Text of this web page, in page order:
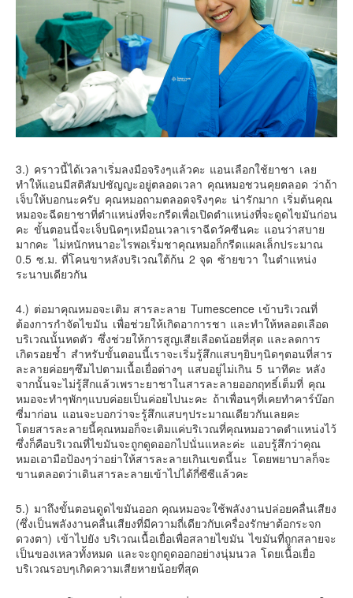
3.) คราวนี้ได้เวลาเริ่มลงมือจริงๆแล้วคะ แอนเลือกใช้ยาชา เลย
ทำให้แอนมีสติสัมปชัญญะอยู่ตลอดเวลา คุณหมอชวนคุยตลอด ว่าถ้า
เจ็บให้บอกนะครับ คุณหมอถามตลอดจริงๆคะ น่ารักมาก เริ่มต้นคุณ
หมอจะฉีดยาชาที่ตำแหน่งที่จะกรีดเพื่อเปิดตำแหน่งที่จะดูดไขมันก่อน
คะ ขั้นตอนนี้จะเจ็บนิดๆเหมือนเวลาเราฉีดวัคซีนคะ แอนว่าสบาย
มากคะ ไม่หนักหนาอะไรพอเริ่มชาคุณหมอก็กรีดแผลเล็กประมาณ
0.5 ซ.ม. ที่โคนขาหลังบริเวณใต้ก้น 2 จุด ซ้ายขวา ในตำแหน่ง
ระนาบเดียวกัน
4.) ต่อมาคุณหมอจะเติม สารละลาย Tumescence เข้าบริเวณที่
ต้องการกำจัดไขมัน เพื่อช่วยให้เกิดอาการชา และทำให้หลอดเลือด
บริเวณนั้นหดตัว ซึ่งช่วยให้การสูญเสียเลือดน้อยที่สุด และลดการ
เกิดรอยช้ำ สำหรับขั้นตอนนี้เราจะเริ่มรู้สึกแสบๆยิบๆนิดๆตอนที่สาร
ละลายค่อยๆซึมไปตามเนื้อเยื่อต่างๆ แสบอยู่ไม่เกิน 5 นาทีคะ หลัง
จากนั้นจะไม่รู้สึกแล้วเพราะยาชาในสารละลายออกฤทธิ์เต็มที่ คุณ
หมอจะทำๆพักๆแบบค่อยเป็นค่อยไปนะคะ ถ้าเพื่อนๆที่เคยทำคาร์บ๊อก
ซี่มาก่อน แอนจะบอกว่าจะรู้สึกแสบๆประมาณเดียวกันเลยคะ
โดยสารละลายนี้คุณหมอก็จะเติมแค่บริเวณที่คุณหมอวาดตำแหน่งไว้
ซึ่งก็คือบริเวณที่ไขมันจะถูกดูดออกไปนั่นแหละค่ะ แอบรู้สึกว่าคุณ
หมอเอามือป้องๆว่าอย่าให้สารละลายเกินเขตนี้นะ โดยพยาบาลก็จะ
ขานตลอดว่าเดินสารละลายเข้าไปได้กี่ซีซีแล้วคะ
5.) มาถึงขั้นตอนดูดไขมันออก คุณหมอจะใช้พลังงานปล่อยคลื่นเสียง
(ซึ่งเป็นพลังงานคลื่นเสียงที่มีความถี่เดียวกับเครื่องรักษาต้อกระจก
ดวงตา) เข้าไปยัง บริเวณเนื้อเยื่อเพื่อสลายไขมัน ไขมันที่ถูกสลายจะ
เป็นของเหลวทั้งหมด และจะถูกดูดออกอย่างนุ่มนวล โดยเนื้อเยื่อ
บริเวณรอบๆเกิดความเสียหายน้อยที่สุด